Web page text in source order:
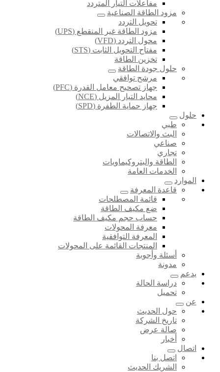
مفاعلات التيار المتردد
مزود الطاقة الصناعية
تحويل التردد
مزود الطاقة غير المنقطع (UPS)
محول التردد (VFD)
مفتاح التحويل الثابت (STS)
تخزين الطاقة
حلول جودة الطاقة
مرشح توافقي
جهاز تصحيح معامل القدرة (PFC)
محايد التيار المزيل (NCE)
جهاز حماية الطفرة (SPD)
حلول
طبي
البث والاتصالات
صناعي
تجاري
الطاقة والبتروكيماويات
الخدمات العامة
الموارد
قاعدة المعرفة
قائمة المصطلحات
ضع مكيف الطاقة
حساب حجم مكيف الطاقة
معرفة المحولات
المعرفة التوافقية
المنتجات القائمة على المحولات
أسئلة وأجوبة
مدونة
يدعم
دراسة الحالة
تحميل
عن
حول الحديث
تاريخ الشركة
صالة عرض
أخبار
اتصال
اتصل بنا
الشريك الحديث